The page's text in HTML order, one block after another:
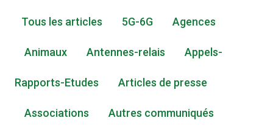
Tous les articles 5G-6G Agences
Animaux Antennes-relais Appels-
Rapports-Etudes Articles de presse
Associations Autres communiqués